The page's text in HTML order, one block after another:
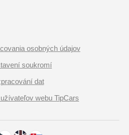
osobných údajov
soukromí
dat
webu TipCars